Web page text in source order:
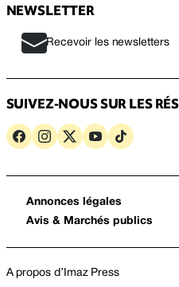
NEWSLETTER
Recevoir les newsletters
SUIVEZ-NOUS SUR LES
Annonces légales
Avis & Marchés publics
A propos d’Imaz Press